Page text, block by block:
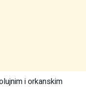
i orkanskim